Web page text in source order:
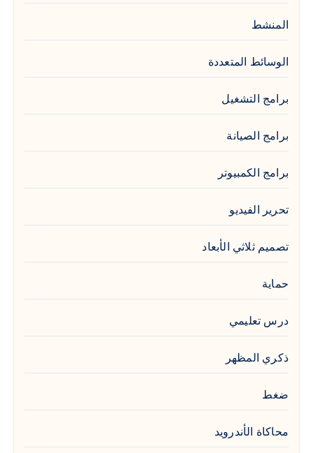
المنشط
الوسائط المتعددة
برامج التشغيل
برامج الصيانة
برامج الكمبيوتر
تحرير الفيديو
تصميم ثلاثي الأبعاد
حماية
درس تعليمي
ذكري المظهر
ضغط
محاكاة الأندرويد